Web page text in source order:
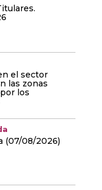
el sector
las zonas
los
(07/08/2026)